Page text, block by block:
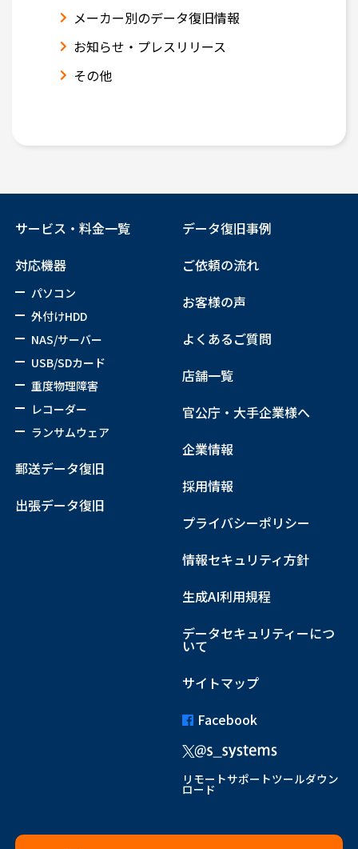
メーカー別のデータ復旧情報
お知らせ・プレスリリース
その他
サービス・料金一覧
対応機器
パソコン
外付けHDD
NAS/サーバー
USB/SDカード
重度物理障害
レコーダー
ランサムウェア
郵送データ復旧
出張データ復旧
データ復旧事例
ご依頼の流れ
お客様の声
よくあるご質問
店舗一覧
官公庁・大手企業様へ
企業情報
採用情報
プライバシーポリシー
情報セキュリティ方針
生成AI利用規程
データセキュリティーにつ
いて
サイトマップ
Facebook
リモートサポートツールダウン
ロード